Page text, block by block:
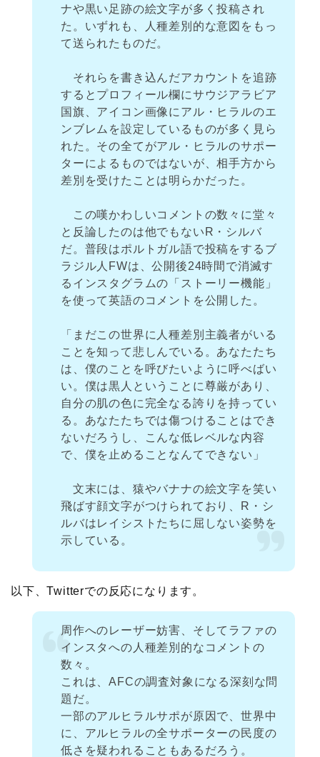
ナや黒い足跡の絵文字が多く投稿され
た。いずれも、人種差別的な意図をもっ
て送られたものだ。
それらを書き込んだアカウントを追跡
するとプロフィール欄にサウジアラビア
国旗、アイコン画像にアル・ヒラルのエ
ンブレムを設定しているものが多く見ら
れた。その全てがアル・ヒラルのサポー
ターによるものではないが、相手方から
差別を受けたことは明らかだった。
この嘆かわしいコメントの数々に堂々
と反論したのは他でもないR・シルバ
だ。普段はポルトガル語で投稿をするブ
ラジル人FWは、公開後24時間で消滅す
るインスタグラムの「ストーリー機能」
を使って英語のコメントを公開した。
「まだこの世界に人種差別主義者がいる
ことを知って悲しんでいる。あなたたち
は、僕のことを呼びたいように呼べばい
い。僕は黒人ということに尊厳があり、
自分の肌の色に完全なる誇りを持ってい
る。あなたたちでは傷つけることはでき
ないだろうし、こんな低レベルな内容
で、僕を止めることなんてできない」
文末には、猿やバナナの絵文字を笑い
飛ばす顔文字がつけられており、R・シ
ルバはレイシストたちに屈しない姿勢を
示している。
以下、Twitterでの反応になります。
周作へのレーザー妨害、そしてラファの
インスタへの人種差別的なコメントの
数々。
これは、AFCの調査対象になる深刻な問
題だ。
一部のアルヒラルサポが原因で、世界中
に、アルヒラルの全サポーターの民度の
低さを疑われることもあるだろう。